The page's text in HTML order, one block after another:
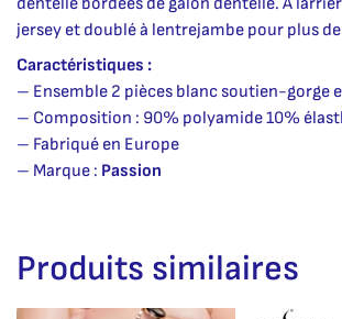
jersey et doublé à lentrejambe pour plus
Caractéristiques :
– Ensemble 2 pièces blanc soutien-gorge
– Composition : 90% polyamide 10%
– Fabriqué en Europe
– Marque : Passion
Produits similaires